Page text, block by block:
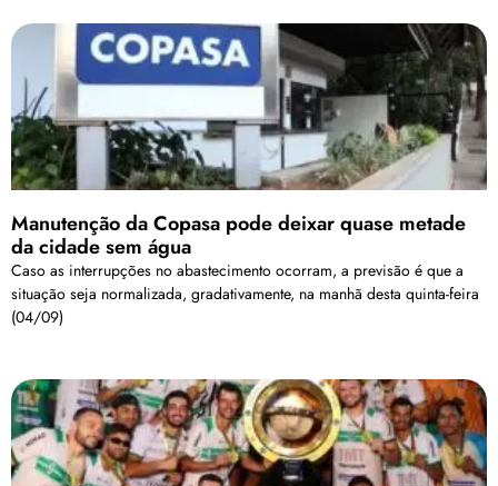
Manutenção da Copasa pode deixar quase metade
da cidade sem água
Caso as interrupções no abastecimento ocorram, a previsão é que a
situação seja normalizada, gradativamente, na manhã desta quinta-feira
(04/09)